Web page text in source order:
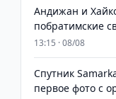
Андижан и
побратимские
13:15 · 08/08
Спутник
первое фото с